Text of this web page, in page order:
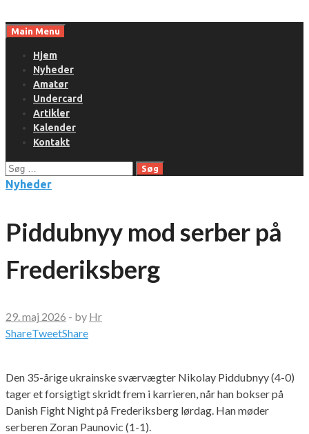
toMain Menu
Hjem
Nyheder
Amatør
Undercard
Artikler
Kalender
Kontakt
Søg
efter:
Nyheder
Piddubnyy mod serber på
Frederiksberg
29. maj 2026 - by Hr
ShareTweetShare
Den 35-årige ukrainske sværvægter Nikolay Piddubnyy (4-0)
tager et forsigtigt skridt frem i karrieren, når han bokser på
Danish Fight Night på Frederiksberg lørdag. Han møder
serberen Zoran Paunovic (1-1).